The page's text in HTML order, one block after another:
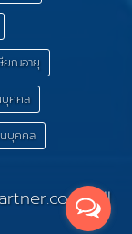
ยณอายุ
บุคคล
บุคคล
. All